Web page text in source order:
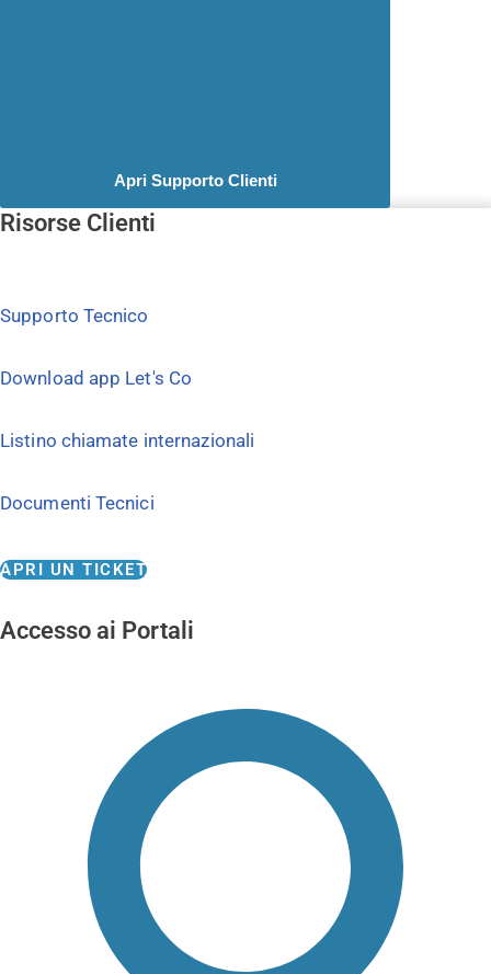
Apri Supporto Clienti
Risorse Clienti
Supporto Tecnico
Download app Let's Co
Listino chiamate internazionali
Documenti Tecnici
APRI UN TICKET
Accesso ai Portali